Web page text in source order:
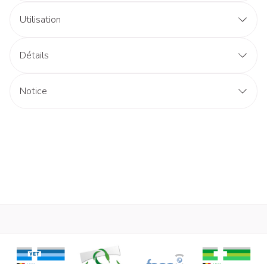
Utilisation
Détails
Notice